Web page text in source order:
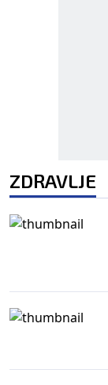
ZDRAVLJE